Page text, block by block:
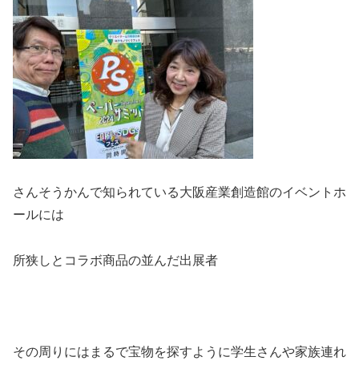
さんそうかんで知られている大阪産業創造館のイベントホ
ールには
所狭しとコラボ商品の並んだ出展者
その周りにはまるで宝物を探すように学生さんや家族連れ